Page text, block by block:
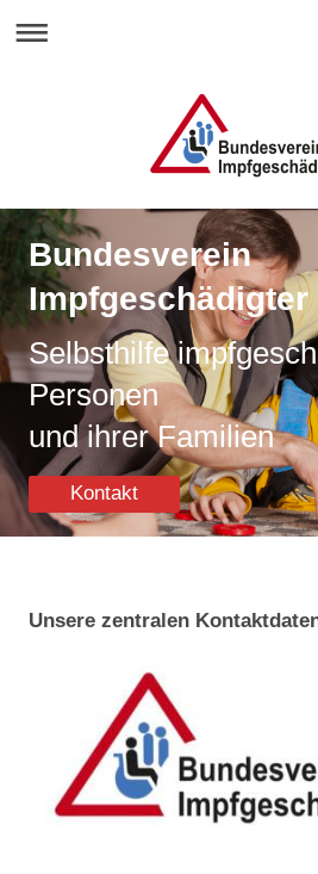
Bundesverein
Impfgeschädigter
Selbsthilfe
Personen
und ihrer Familien
Kontakt
Unsere zentralen